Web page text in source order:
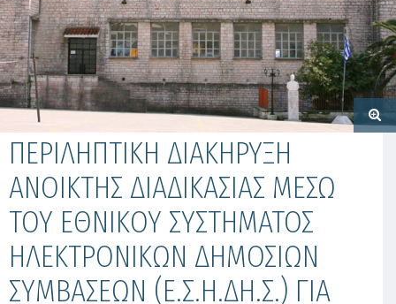
ΠΕΡΙΛΗΠΤΙΚΗ ΔΙΑΚΗΡΥΞΗ
ΑΝΟΙΚΤΗΣ ΔΙΑΔΙΚΑΣΙΑΣ ΜΕΣΩ
ΤΟΥ ΕΘΝΙΚΟΥ ΣΥΣΤΗΜΑΤΟΣ
ΗΛΕΚΤΡΟΝΙΚΩΝ ΔΗΜΟΣΙΩΝ
ΣΥΜΒΑΣΕΩΝ (Ε.Σ.Η.ΔΗ.Σ.) ΓΙΑ